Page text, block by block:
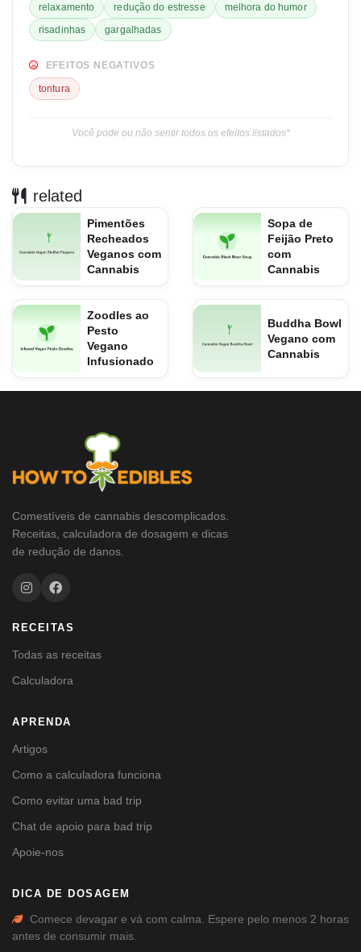
relaxamento redução do estresse
melhora do humor
risadinhas
gargalhadas
EFEITOS NEGATIVOS
tontura
Você pode ou não sentir todos os efeitos listados*
related
Pimentões
Recheados
Veganos com
Cannabis
Sopa de
Feijão Preto
com
Cannabis
Zoodles ao
Pesto
Vegano
Infusionado
Buddha Bowl
Vegano com
Cannabis
Comestíveis de cannabis descomplicados.
Receitas, calculadora de dosagem e dicas
de redução de danos.
RECEITAS
Todas as receitas
Calculadora
APRENDA
Artigos
Como a calculadora funciona
Como evitar uma bad trip
Chat de apoio para bad trip
Apoie-nos
DICA DE DOSAGEM
Comece devagar e vá com calma. Espere pelo menos 2 horas
antes de consumir mais.